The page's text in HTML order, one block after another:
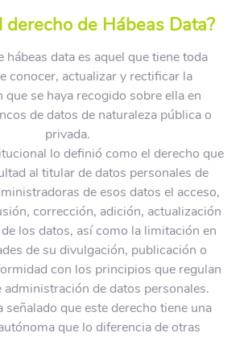
derecho de Hábeas Data?
hábeas data es aquel que tiene toda
conocer, actualizar y rectificar la
se haya recogido sobre ella en
de datos de naturaleza pública o
privada.
lo definió como el derecho que
al titular de datos personales de
de esos datos el acceso,
corrección, adición, actualización
los datos, así como la limitación en
de su divulgación, publicación o
con los principios que regulan
administración de datos personales.
que este derecho tiene una
que lo diferencia de otras